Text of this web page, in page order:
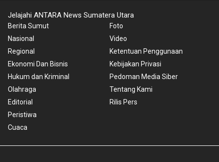
Jelajahi ANTARA News Sumatera Utara
Berita Sumut
Nasional
Regional
Ekonomi Dan Bisnis
Hukum dan Kriminal
Olahraga
Editorial
Peristiwa
Cuaca
Foto
Video
Ketentuan Penggunaan
Kebijakan Privasi
Pedoman Media Siber
Tentang Kami
Rilis Pers